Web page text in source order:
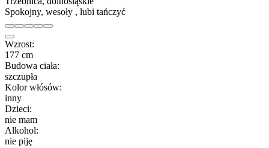
Spokojny, wesoły , lubi tańczyć
Wzrost:
177 cm
Budowa ciała:
szczupła
Kolor włósów:
inny
Dzieci:
nie mam
Alkohol:
nie piję